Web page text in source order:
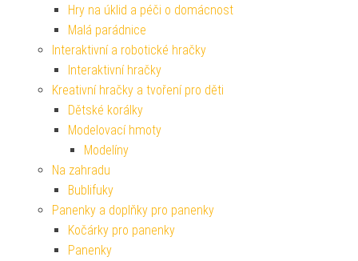
Hry na úklid a péči o domácnost
Malá parádnice
Interaktivní a robotické hračky
Interaktivní hračky
Kreativní hračky a tvoření pro děti
Dětské korálky
Modelovací hmoty
Modelíny
Na zahradu
Bublifuky
Panenky a doplňky pro panenky
Kočárky pro panenky
Panenky